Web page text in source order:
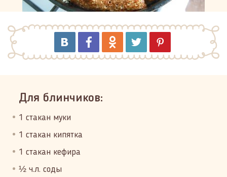
Для блинчиков:
1 стакан муки
1 стакан кипятка
1 стакан кефира
½ ч.л. соды